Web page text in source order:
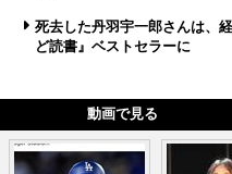
死去した丹羽宇一郎さんは、
ど読書』ベストセラーに
動画で見る